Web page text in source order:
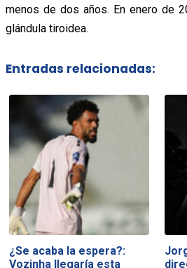
menos de dos años. En enero de
glándula tiroidea.
Entradas relacionadas:
¿Se acaba la espera?:
Vozinha llegaría esta